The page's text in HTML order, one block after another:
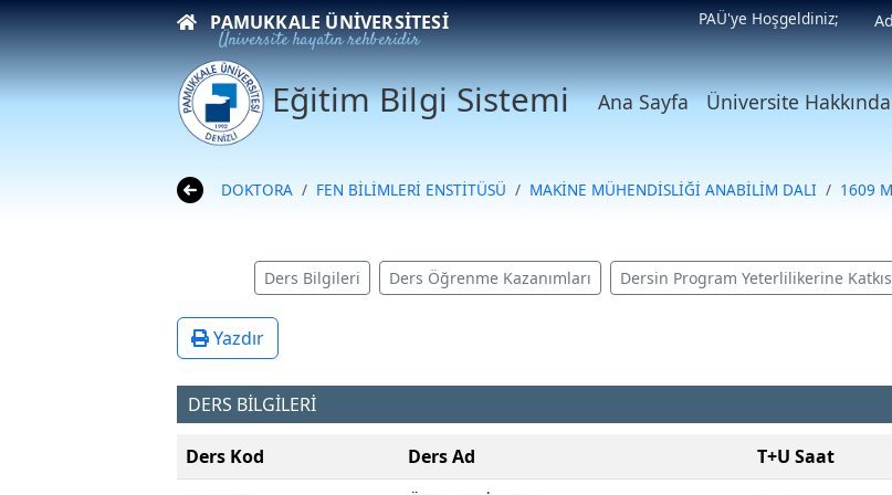
PAMUKKALE ÜNIVERSITESI
Üniversite hayatın rehberidir
PAÜ'ye Hoşgeldiniz;
Eğitim Bilgi Sistemi Ana Sayfa Üniversite
DOKTORA FEN BİLİMLERİ ENSTİTÜSÜ MAKİNE MÜHENDİSLİĞİ ANABİLİM DALI 1609
Ders Bilgileri Ders Öğrenme Kazanımları Dersin Program Yeterlilikerine
Yazdır
DERS BİLGİLERİ
Ders Kod Ders Ad T+U Saat